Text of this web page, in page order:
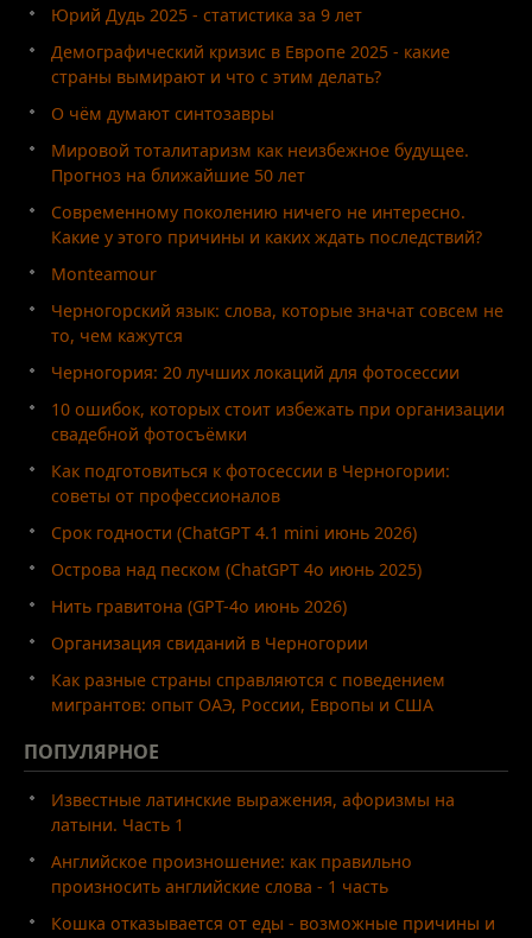
Юрий Дудь 2025 - статистика за 9 лет
Демографический кризис в Европе 2025 - какие
страны вымирают и что с этим делать?
О чём думают синтозавры
Мировой тоталитаризм как неизбежное будущее.
Прогноз на ближайшие 50 лет
Современному поколению ничего не интересно.
Какие у этого причины и каких ждать последствий?
Monteamour
Черногорский язык: слова, которые значат совсем не
то, чем кажутся
Черногория: 20 лучших локаций для фотосессии
10 ошибок, которых стоит избежать при организации
свадебной фотосъёмки
Как подготовиться к фотосессии в Черногории:
советы от профессионалов
Срок годности (ChatGPT 4.1 mini июнь 2026)
Острова над песком (ChatGPT 4o июнь 2025)
Нить гравитона (GPT-4o июнь 2026)
Организация свиданий в Черногории
Как разные страны справляются с поведением
мигрантов: опыт ОАЭ, России, Европы и США
ПОПУЛЯРНОЕ
Известные латинские выражения, афоризмы на
латыни. Часть 1
Английское произношение: как правильно
произносить английские слова - 1 часть
Кошка отказывается от еды - возможные причины и